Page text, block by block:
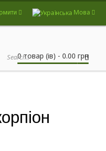
Мова
0 товар (ів) - 0.00 грн